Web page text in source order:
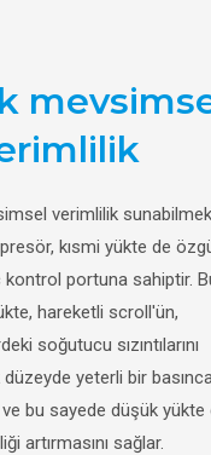
verimlilik sunabilmek
kısmi yükte de
kontrol portuna sahiptir.
hareketli scroll'ün,
soğutucu sızıntılarını
yeterli bir
ve bu sayede düşük yükte
artırmasını sağlar.